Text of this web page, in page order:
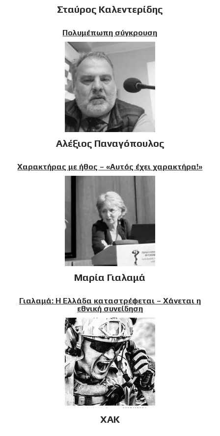
Σταύρος Καλεντερίδης
Πολυμέπωπη σύγκρουση
Αλέξιος Παναγόπουλος
Χαρακτήρας με ήθος – «Αυτός έχει χαρακτήρα!»
Μαρία Γιαλαμά
Γιαλαμά: Η Ελλάδα καταστρέφεται – Χάνεται η
εθνική συνείδηση
XAK